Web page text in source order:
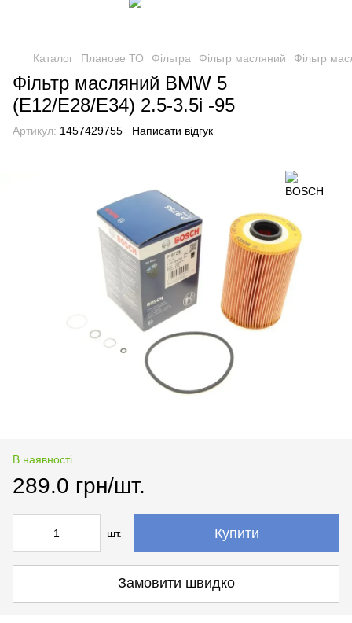
Каталог Планове ТО Фільтра Фільтр масляний Фільтр
Фільтр масляний BMW 5
(E12/E28/E34) 2.5-3.5i -95
Артикул: 1457429755 Написати відгук
В наявності
289.0 грн/шт.
шт. Купити
Замовити швидко